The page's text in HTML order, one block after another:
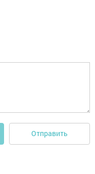
Отправить